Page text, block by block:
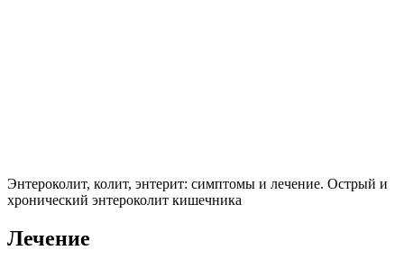
Энтероколит, колит, энтерит: симптомы и лечение. Острый и
хронический энтероколит кишечника
Лечение